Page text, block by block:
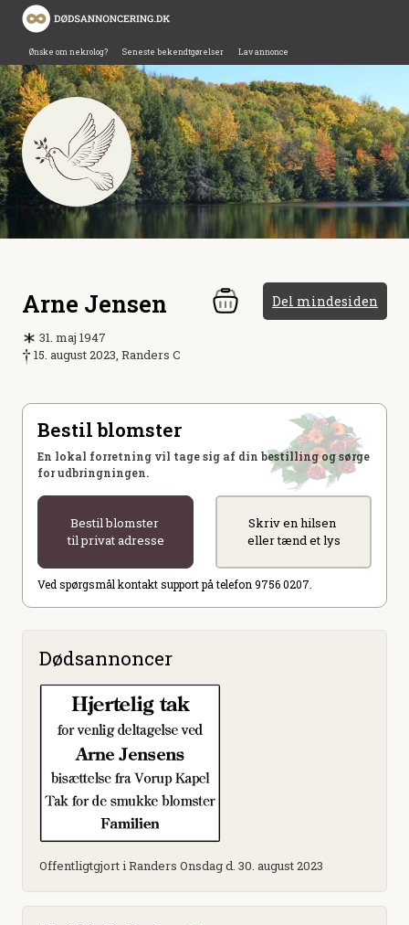
Ønske om nekrolog? Seneste bekendtgørelser Lav annonce
Arne Jensen Del mindesiden
31. maj 1947
15. august 2023, Randers C
Bestil blomster
En lokal forretning vil tage sig af din bestilling og sørge
for udbringningen.
Bestil blomster
til privat adresse
Skriv en hilsen
eller tænd et lys
Ved spørgsmål kontakt support på telefon 9756 0207.
Dødsannoncer
Offentligtgjort i Randers Onsdag d. 30. august 2023